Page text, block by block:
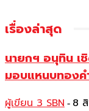
เรื่องล่าสุด
นายกฯ อนุทิน เ
มอบแหนบทองค
ผู้เขียน 3 SBN - 8